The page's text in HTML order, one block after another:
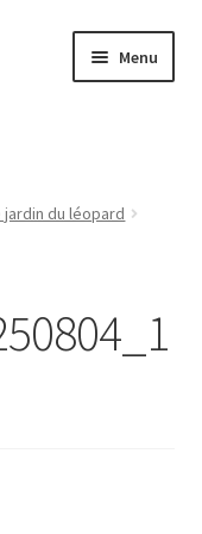
Menu
du léopard